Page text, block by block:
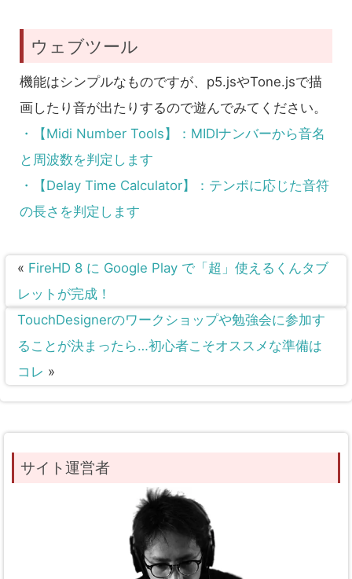
ウェブツール
機能はシンプルなものですが、p5.jsやTone.jsで描
画したり音が出たりするので遊んでみてください。
・【Midi Number Tools】：MIDIナンバーから音名
と周波数を判定します
・【Delay Time Calculator】：テンポに応じた音符
の長さを判定します
« FireHD 8 に Google Play で「超」使えるくんタブ
レットが完成！
TouchDesignerのワークショップや勉強会に参加す
ることが決まったら…初心者こそオススメな準備は
コレ »
サイト運営者